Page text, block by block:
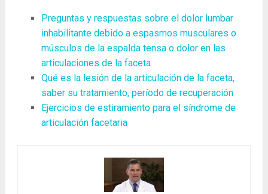
Preguntas y respuestas sobre el dolor lumbar
inhabilitante debido a espasmos musculares o
músculos de la espalda tensa o dolor en las
articulaciones de la faceta
Qué es la lesión de la articulación de la faceta,
saber su tratamiento, período de recuperación
Ejercicios de estiramiento para el síndrome de
articulación facetaria